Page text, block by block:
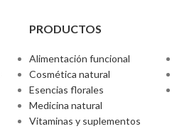
PRODUCTOS
Alimentación funcional
Cosmética natural
Esencias florales
Medicina natural
Vitaminas y suplementos